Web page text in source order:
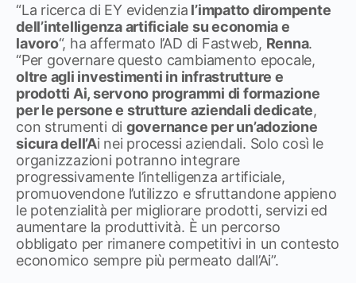
“La ricerca di EY evidenzia l’impatto dirompente
dell’intelligenza artificiale su economia e
lavoro“, ha affermato l’AD di Fastweb, Renna.
“Per governare questo cambiamento epocale,
oltre agli investimenti in infrastrutture e
prodotti Ai, servono programmi di formazione
per le persone e strutture aziendali dedicate,
con strumenti di governance per un’adozione
sicura dell’Ai nei processi aziendali. Solo così le
organizzazioni potranno integrare
progressivamente l’intelligenza artificiale,
promuovendone l’utilizzo e sfruttandone appieno
le potenzialità per migliorare prodotti, servizi ed
aumentare la produttività. È un percorso
obbligato per rimanere competitivi in un contesto
economico sempre più permeato dall’Ai”.